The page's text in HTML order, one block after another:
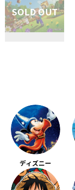
ディズニー